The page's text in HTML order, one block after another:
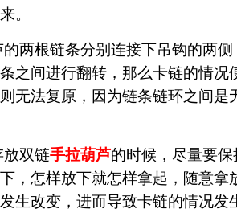
。
两根链条分别连接下吊钩的两
之间进行翻转，那么卡链的情况
无法复原，因为链条链环之间是
放双链手拉葫芦的时候，尽量要
，怎样放下就怎样拿起，随意拿
生改变，进而导致卡链的情况发